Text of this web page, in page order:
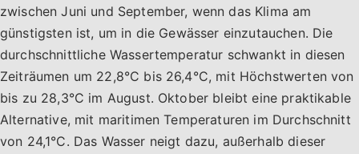
zwischen Juni und September, wenn das Klima am
günstigsten ist, um in die Gewässer einzutauchen. Die
durchschnittliche Wassertemperatur schwankt in diesen
Zeiträumen um 22,8°C bis 26,4°C, mit Höchstwerten von
bis zu 28,3°C im August. Oktober bleibt eine praktikable
Alternative, mit maritimen Temperaturen im Durchschnitt
von 24,1°C. Das Wasser neigt dazu, außerhalb dieser